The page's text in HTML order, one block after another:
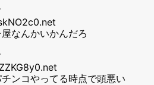
なんかいかんだろ
ンコやってる時点で頭悪い